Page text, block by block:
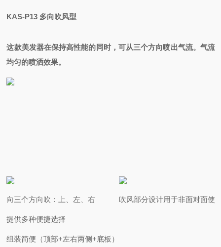
KAS-P13 多向吹风型
这款美发器在保持高性能的同时，可从三个方向喷出气流。气流
均匀的喷洒效果。
向三个方向吹：上、左、右
提供多种便捷选择
组装简便（顶部+左右两侧+底板）
吹风部分设计用于非面对面使